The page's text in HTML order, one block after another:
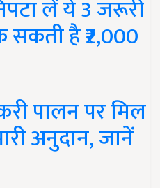
लें ये 3 जरूरी
है ₹2,000
पालन पर मिल
अनुदान, जानें